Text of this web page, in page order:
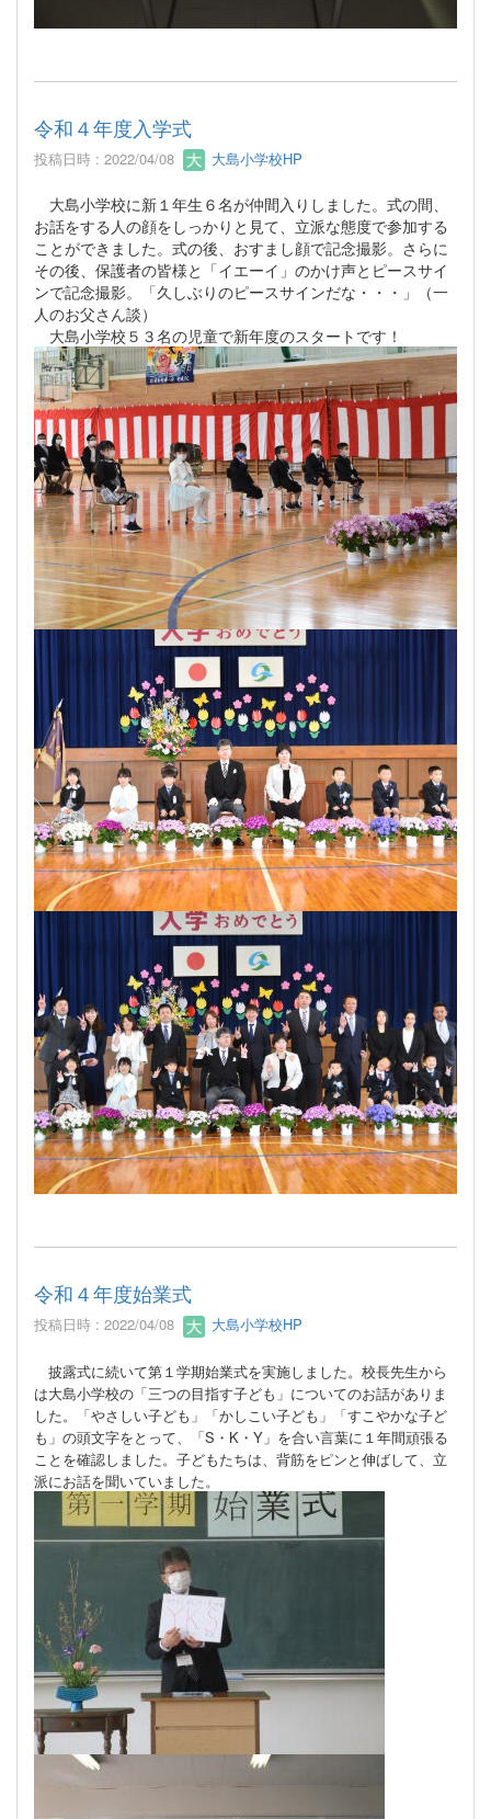
令和４年度入学式
投稿日時 : 2022/04/08 大島小学校HP
大島小学校に新１年生６名が仲間入りしました。式の間、
お話をする人の顔をしっかりと見て、立派な態度で参加する
ことができました。式の後、おすまし顔で記念撮影。さらに
その後、保護者の皆様と「イエーイ」のかけ声とピースサイ
ンで記念撮影。「久しぶりのピースサインだな・・・」（一
人のお父さん談）
大島小学校５３名の児童で新年度のスタートです！
令和４年度始業式
投稿日時 : 2022/04/08 大島小学校HP
披露式に続いて第１学期始業式を実施しました。校長先生から
は大島小学校の「三つの目指す子ども」についてのお話がありま
した。「やさしい子ども」「かしこい子ども」「すこやかな子ど
も」の頭文字をとって、「S・K・Y」を合い言葉に１年間頑張る
ことを確認しました。子どもたちは、背筋をピンと伸ばして、立
派にお話を聞いていました。